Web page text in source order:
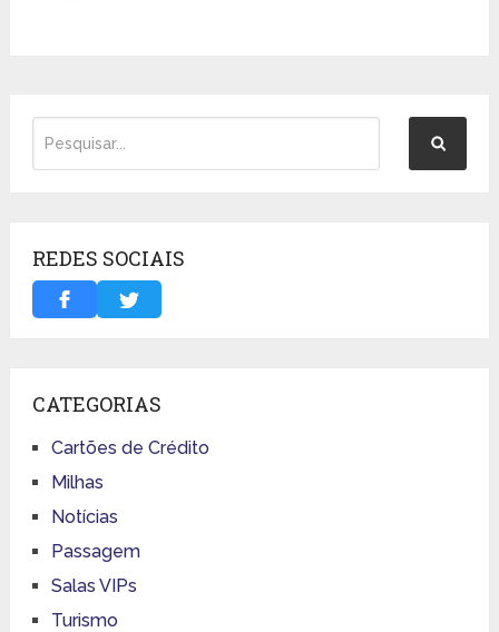
REDES SOCIAIS
CATEGORIAS
Cartões de Crédito
Milhas
Notícias
Passagem
Salas VIPs
Turismo